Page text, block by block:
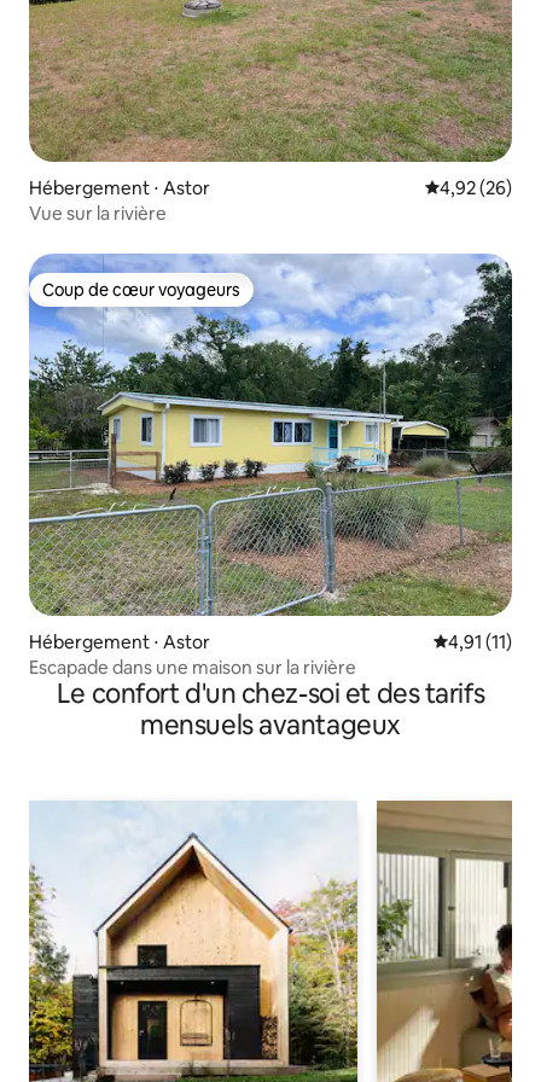
Hébergement ⋅ Astor Évaluation
4,92 (26)
Vue sur la rivière
Coup de cœur voyageurs
Coup de cœur voyageurs
Hébergement ⋅ Astor Évaluation
4,91 (11)
Escapade dans une maison sur la rivière
Le confort d'un chez-soi et des tarifs
mensuels avantageux